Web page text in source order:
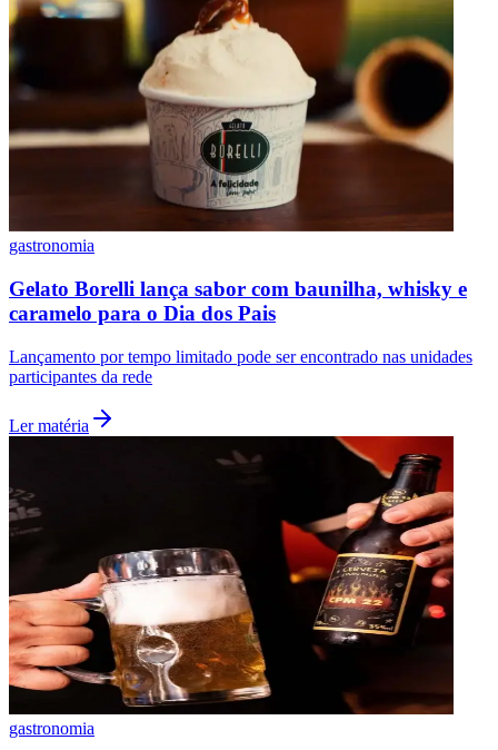
São Paulo
gastronomia
Gelato Borelli lança sabor com baunilha, whisky e
caramelo para o Dia dos Pais
Lançamento por tempo limitado pode ser encontrado nas unidades
participantes da rede
Ler matéria
gastronomia